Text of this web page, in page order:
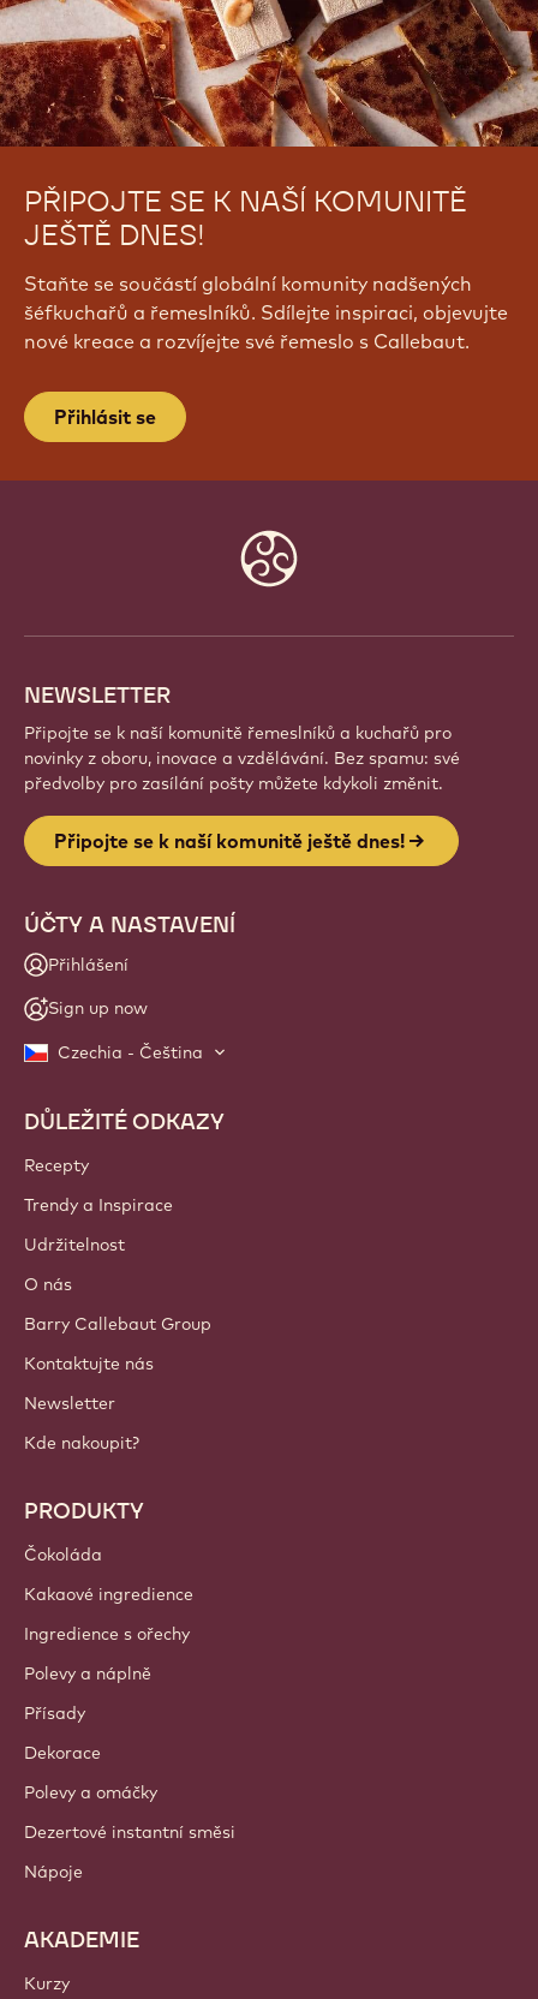
PŘIPOJTE SE K NAŠÍ KOMUNITĚ
JEŠTĚ DNES!
Staňte se součástí globální komunity nadšených
šéfkuchařů a řemeslníků. Sdílejte inspiraci, objevujte
nové kreace a rozvíjejte své řemeslo s Callebaut.
Přihlásit se
NEWSLETTER
Připojte se k naší komunitě řemeslníků a kuchařů pro
novinky z oboru, inovace a vzdělávání. Bez spamu: své
předvolby pro zasílání pošty můžete kdykoli změnit.
Připojte se k naší komunitě ještě dnes!
ÚČTY A NASTAVENÍ
Přihlášení
Sign up now
Czechia - Čeština
Footer
Callebaut
DŮLEŽITÉ ODKAZY
Recepty
Trendy a Inspirace
Udržitelnost
O nás
Barry Callebaut Group
Kontaktujte nás
Newsletter
Kde nakoupit?
PRODUKTY
Čokoláda
Kakaové ingredience
Ingredience s ořechy
Polevy a náplně
Přísady
Dekorace
Polevy a omáčky
Dezertové instantní směsi
Nápoje
AKADEMIE
Kurzy